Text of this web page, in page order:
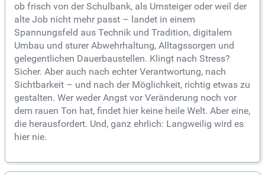
ob frisch von der Schulbank, als Umsteiger oder weil der
alte Job nicht mehr passt – landet in einem
Spannungsfeld aus Technik und Tradition, digitalem
Umbau und sturer Abwehrhaltung, Alltagssorgen und
gelegentlichen Dauerbaustellen. Klingt nach Stress?
Sicher. Aber auch nach echter Verantwortung, nach
Sichtbarkeit – und nach der Möglichkeit, richtig etwas zu
gestalten. Wer weder Angst vor Veränderung noch vor
dem rauen Ton hat, findet hier keine heile Welt. Aber eine,
die herausfordert. Und, ganz ehrlich: Langweilig wird es
hier nie.